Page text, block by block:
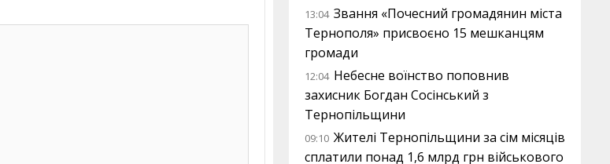
13:04 Звання «Почесний громадянин міста
Тернополя» присвоєно 15 мешканцям
громади
12:04 Небесне воїнство поповнив
захисник Богдан Сосінський з
Тернопільщини
09:10 Жителі Тернопільщини за сім місяців
сплатили понад 1,6 млрд грн військового